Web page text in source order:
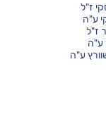
ז"ל
ע"ה
ז"ל
ע"ה
ע"ה